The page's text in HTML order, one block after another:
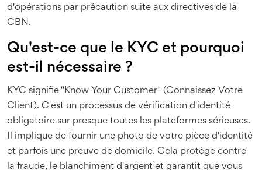
d'opérations par précaution suite aux directives de la
CBN.
Qu'est-ce que le KYC et pourquoi
est-il nécessaire ?
KYC signifie "Know Your Customer" (Connaissez Votre
Client). C'est un processus de vérification d'identité
obligatoire sur presque toutes les plateformes sérieuses.
Il implique de fournir une photo de votre pièce d'identité
et parfois une preuve de domicile. Cela protège contre
la fraude, le blanchiment d'argent et garantit que vous